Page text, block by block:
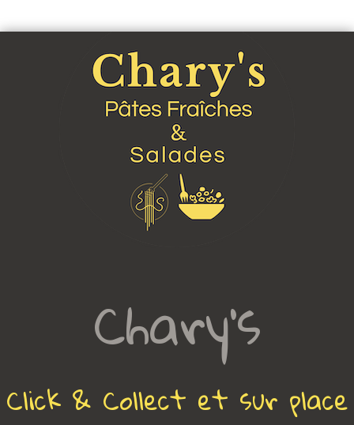
Chary's
Click & Collect et sur place